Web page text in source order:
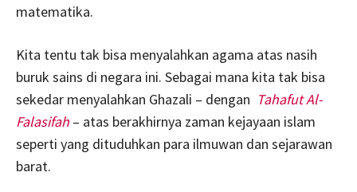
matematika.
Kita tentu tak bisa menyalahkan agama atas nasih
buruk sains di negara ini. Sebagai mana kita tak bisa
sekedar menyalahkan Ghazali – dengan Tahafut Al-
Falasifah – atas berakhirnya zaman kejayaan islam
seperti yang dituduhkan para ilmuwan dan sejarawan
barat.